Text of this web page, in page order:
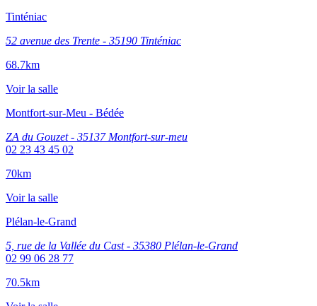
Tinténiac
52 avenue des Trente - 35190 Tinténiac
68.7km
Voir la salle
Montfort-sur-Meu - Bédée
ZA du Gouzet - 35137 Montfort-sur-meu
02 23 43 45 02
70km
Voir la salle
Plélan-le-Grand
5, rue de la Vallée du Cast - 35380 Plélan-le-Grand
02 99 06 28 77
70.5km